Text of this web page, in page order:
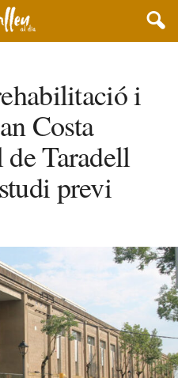
i
Costa
Taradell
previ